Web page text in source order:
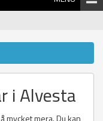
i Alvesta
mycket mera. Du kan